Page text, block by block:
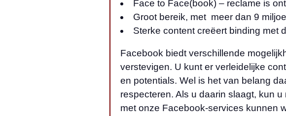
Face to Face(book) – reclame is
Groot bereik, met meer dan 9
Sterke content creëert binding met
Facebook biedt verschillende
verstevigen. U kunt er verleidelijke
en potentials. Wel is het van belang
respecteren. Als u daarin slaagt, kun
met onze Facebook-services kunnen